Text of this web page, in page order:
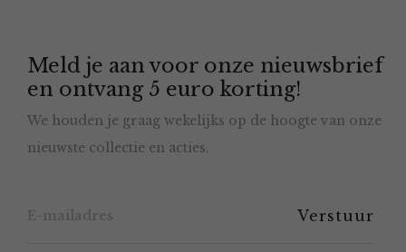
Meld je aan voor onze nieuwsbrief
en ontvang 5 euro korting!
We houden je graag wekelijks op de hoogte van onze
nieuwste collectie en acties.